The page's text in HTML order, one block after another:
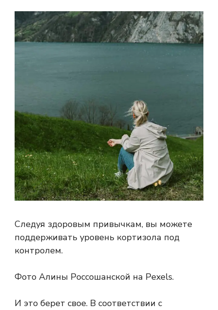
Следуя здоровым привычкам, вы можете
поддерживать уровень кортизола под
контролем.
Фото Алины Россошанской на Pexels.
И это берет свое. В соответствии с